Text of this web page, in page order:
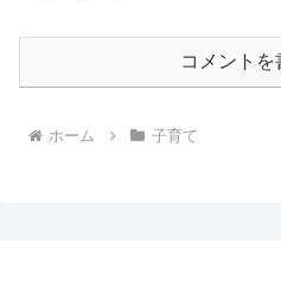
コメントを
ホーム 子育て